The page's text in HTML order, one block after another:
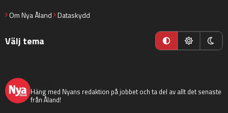
Om Nya Åland Dataskydd
Välj tema
Häng med Nyans redaktion på jobbet och ta del av allt det senaste
från Åland!